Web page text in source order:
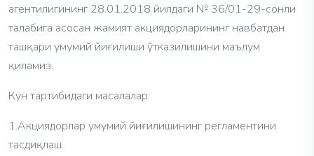
агентилигининг 28.01.2018 йилдаги № 36/01-29-сонли
талабига асосан жамият акциядорларининг навбатдан
ташқари умумий йиғилиши ўтказилишини маълум
қиламиз.
Кун тартибидаги масалалар:
1.Акциядорлар умумий йиғилишининг регламентини
тасдиқлаш.